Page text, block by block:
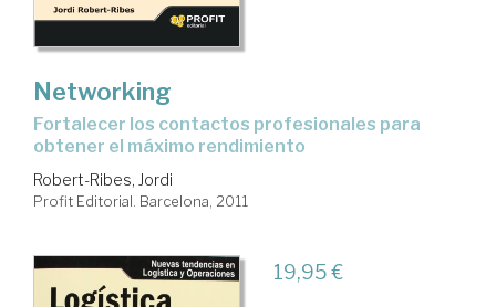
Networking
fortalecer los contactos profesionales para
obtener el máximo rendimiento
Robert-Ribes, Jordi
Profit Editorial. Barcelona, 2011
19,95 €